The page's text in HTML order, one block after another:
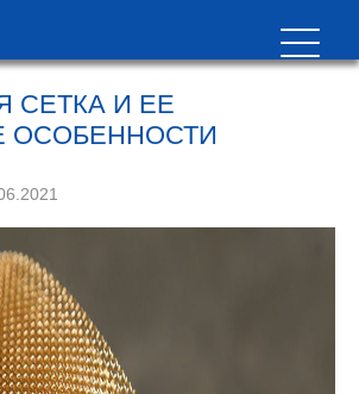
СЕТКА И ЕЕ
ОСОБЕННОСТИ